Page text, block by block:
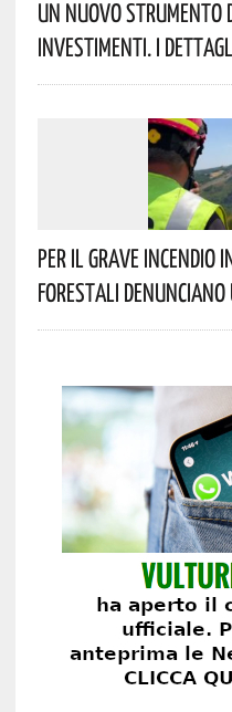
Un Nuovo Strumento
Investimenti. I
Per Il Grave Incendio
Forestali